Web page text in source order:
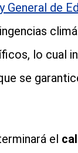
General de
lo cual
se
el